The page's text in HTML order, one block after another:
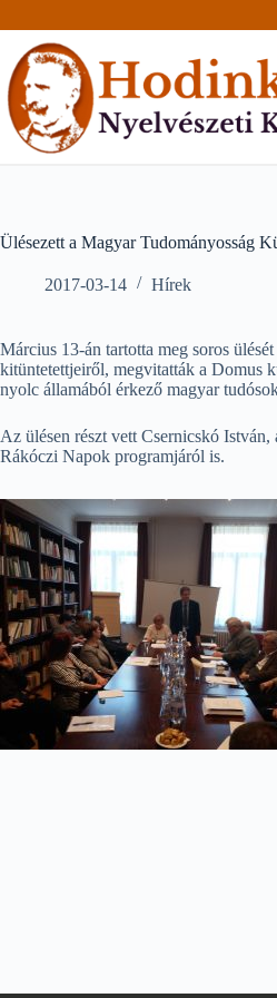
to
content
Ülésezett a Magyar Tudományosság
2017-03-14 Hírek
Március 13-án tartotta meg soros
kitüntetettjeiről, megvitatták a Domus
nyolc államából érkező magyar
Az ülésen részt vett Csernicskó
Rákóczi Napok programjáról is.